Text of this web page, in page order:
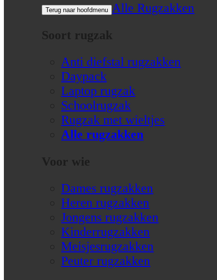
Terug naar hoofdmenu Alle Rugzakken
Soort rugzak
Anti diefstal rugzakken
Daypack
Laptop rugzak
Schoolrugzak
Rugzak met wieltjes
Alle rugzakken
Voor wie
Dames rugzakken
Heren rugzakken
Jongens rugzakken
Kinderrugzakken
Meisjesrugzakken
Peuter rugzakken